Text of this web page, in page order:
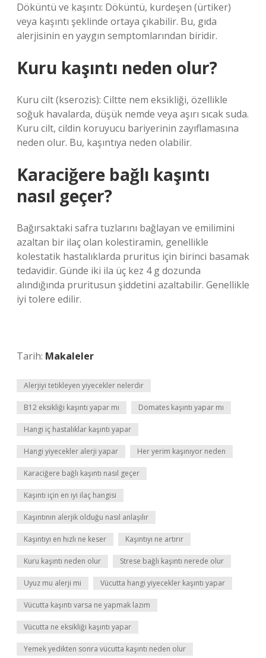
Döküntü ve kaşıntı: Döküntü, kurdeşen (ürtiker)
veya kaşıntı şeklinde ortaya çıkabilir. Bu, gıda
alerjisinin en yaygın semptomlarından biridir.
Kuru kaşıntı neden olur?
Kuru cilt (kserozis): Ciltte nem eksikliği, özellikle
soğuk havalarda, düşük nemde veya aşırı sıcak suda.
Kuru cilt, cildin koruyucu bariyerinin zayıflamasına
neden olur. Bu, kaşıntıya neden olabilir.
Karaciğere bağlı kaşıntı
nasıl geçer?
Bağırsaktaki safra tuzlarını bağlayan ve emilimini
azaltan bir ilaç olan kolestiramin, genellikle
kolestatik hastalıklarda pruritus için birinci basamak
tedavidir. Günde iki ila üç kez 4 g dozunda
alındığında pruritusun şiddetini azaltabilir. Genellikle
iyi tolere edilir.
Tarih: Makaleler
Alerjiyi tetikleyen yiyecekler nelerdir
B12 eksikliği kaşıntı yapar mı Domates kaşıntı yapar mı
Hangi iç hastalıklar kaşıntı yapar
Hangi yiyecekler alerji yapar Her yerim kaşınıyor neden
Karaciğere bağlı kaşıntı nasıl geçer
Kaşıntı için en iyi ilaç hangisi
Kaşıntının alerjik olduğu nasıl anlaşılır
Kaşıntıyı en hızlı ne keser Kaşıntıyı ne artırır
Kuru kaşıntı neden olur Strese bağlı kaşıntı nerede olur
Uyuz mu alerji mi Vücutta hangi yiyecekler kaşıntı yapar
Vücutta kaşıntı varsa ne yapmak lazım
Vücutta ne eksikliği kaşıntı yapar
Yemek yedikten sonra vücutta kaşıntı neden olur